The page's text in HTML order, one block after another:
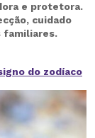
e protetora.
cuidado
familiares.
do zodíaco